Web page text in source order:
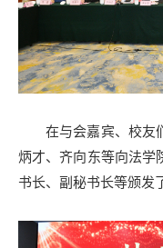
在与会嘉宾、校友
炳才、齐向东等向法学
书长、副秘书长等颁发